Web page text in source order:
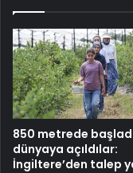
850 metrede
dünyaya açıldılar:
İngiltere’den talep